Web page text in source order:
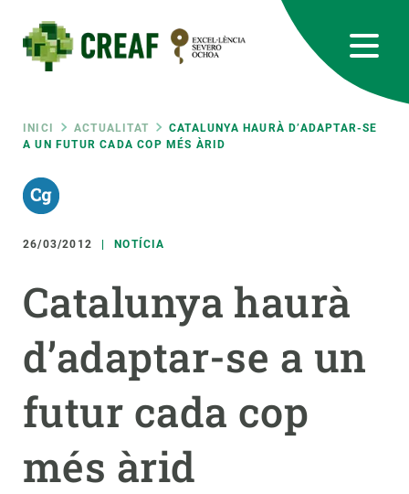
contingut
Fil
d'ariadna
INICI ACTUALITAT
CATALUNYA HAURÀ D’ADAPTAR-SE
A UN FUTUR CADA COP MÉS ÀRID
26/03/2012 NOTÍCIA
Catalunya haurà
d’adaptar-se a un
futur cada cop
més àrid
RRSS
Featured
responsive
INTRANET
Responsive
menu
RECERCA
CIÈNCIA EN ACCIÓ
UNEIX-TE A NOSALTRES
PARTICIPA